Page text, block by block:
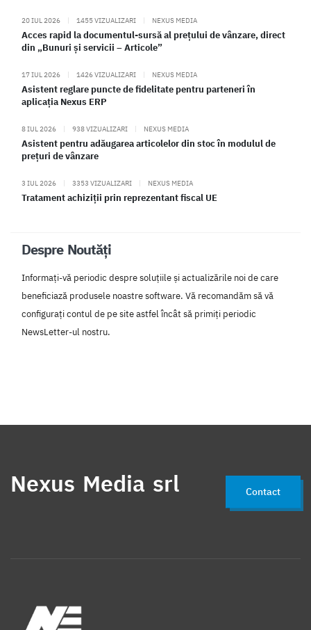
20 IUL 2026 | 1455 VIZUALIZARI | NEXUS MEDIA
Acces rapid la documentul-sursă al prețului de vânzare, direct
din „Bunuri și servicii – Articole”
17 IUL 2026 | 1426 VIZUALIZARI | NEXUS MEDIA
Asistent reglare puncte de fidelitate pentru parteneri în
aplicația Nexus ERP
8 IUL 2026 | 938 VIZUALIZARI | NEXUS MEDIA
Asistent pentru adăugarea articolelor din stoc în modulul de
prețuri de vânzare
3 IUL 2026 | 3353 VIZUALIZARI | NEXUS MEDIA
Tratament achiziții prin reprezentant fiscal UE
Despre Noutăți
Informați-vă periodic despre soluțiile și actualizările noi de care
beneficiază produsele noastre software. Vă recomandăm să vă
configurați contul de pe site astfel încât să primiți periodic
NewsLetter-ul nostru.
Nexus Media srl Contact